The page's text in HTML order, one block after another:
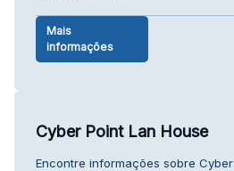
Mais
informações
Cyber Point Lan House
Encontre informações sobre